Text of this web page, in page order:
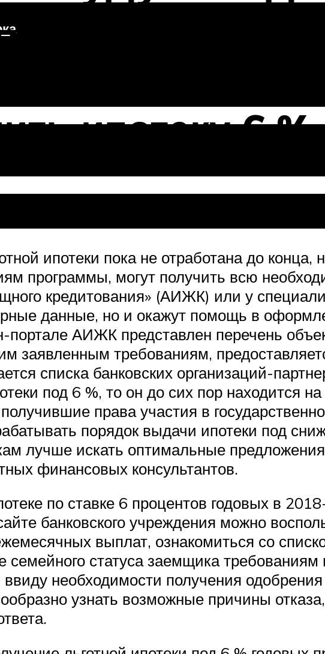
6,5%
ипотеку 6 %
ипотеки пока не отработана до конца,
программы, могут получить всю
кредитования» (АИЖК) или у
данные, но и окажут помощь в
АИЖК представлен перечень
заявленным требованиям,
списка банковских организаций-
под 6 %, то он до сих пор находится
права участия в
порядок выдачи ипотеки под
лучше искать оптимальные
финансовых консультантов.
по ставке 6 процентов годовых в
банковского учреждения можно
выплат, ознакомиться со
семейного статуса заемщика
ввиду необходимости получения
узнать возможные причины